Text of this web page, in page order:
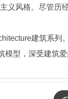
义风格。尽管历
建筑系列
型，深受建筑爱